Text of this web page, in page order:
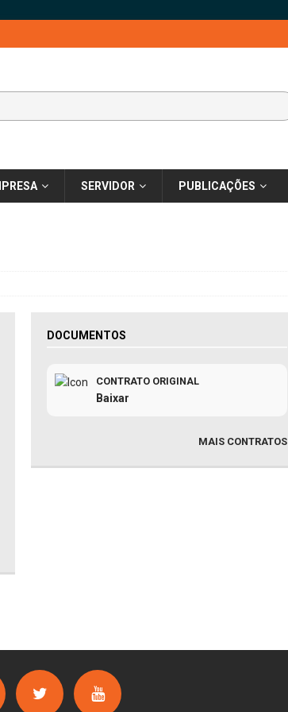
SERVIDOR PUBLICAÇÕES
DOCUMENTOS
CONTRATO ORIGINAL
Baixar
MAIS CONTRATOS